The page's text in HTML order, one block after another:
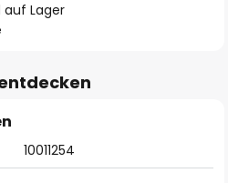
auf Lager
10011254